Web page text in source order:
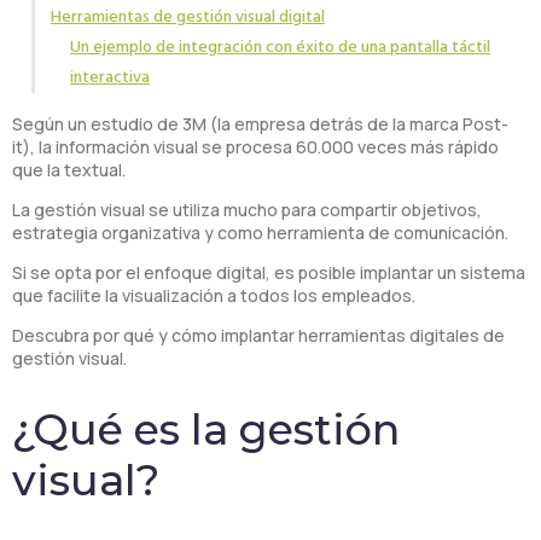
Herramientas de gestión visual digital
Un ejemplo de integración con éxito de una pantalla táctil
interactiva
Según un estudio de 3M (la empresa detrás de la marca Post-
it), la información visual se procesa 60.000 veces más rápido
que la textual.
La gestión visual se utiliza mucho para compartir objetivos,
estrategia organizativa y como herramienta de comunicación.
Si se opta por el enfoque digital, es posible implantar un sistema
que facilite la visualización a todos los empleados.
Descubra por qué y cómo implantar herramientas digitales de
gestión visual.
¿Qué es la gestión
visual?